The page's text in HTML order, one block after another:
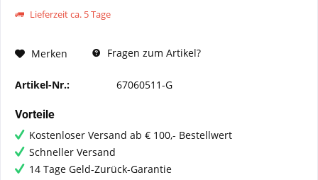
Lieferzeit ca. 5 Tage
Merken Fragen zum Artikel?
Artikel-Nr.: 67060511-G
Vorteile
Kostenloser Versand ab € 100,- Bestellwert
Schneller Versand
14 Tage Geld-Zurück-Garantie